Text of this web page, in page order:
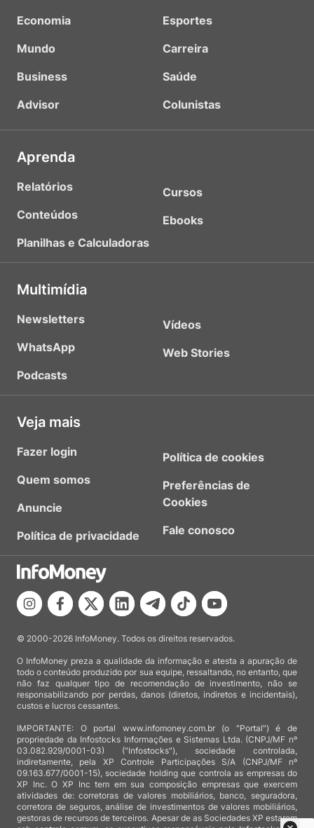
Economia
Mundo
Business
Advisor
Esportes
Carreira
Saúde
Colunistas
Aprenda
Relatórios
Conteúdos
Planilhas e Calculadoras
Cursos
Ebooks
Multimídia
Newsletters
WhatsApp
Podcasts
Vídeos
Web Stories
Veja mais
Fazer login
Quem somos
Anuncie
Política de privacidade
Política de cookies
Preferências de
Cookies
Fale conosco
© 2000-2026 InfoMoney. Todos os direitos reservados.
O InfoMoney preza a qualidade da informação e atesta a apuração de
todo o conteúdo produzido por sua equipe, ressaltando, no entanto, que
não faz qualquer tipo de recomendação de investimento, não se
responsabilizando por perdas, danos (diretos, indiretos e incidentais),
custos e lucros cessantes.
IMPORTANTE: O portal www.infomoney.com.br (o "Portal") é de
propriedade da Infostocks Informações e Sistemas Ltda. (CNPJ/MF nº
03.082.929/0001-03) ("Infostocks"), sociedade controlada,
indiretamente, pela XP Controle Participações S/A (CNPJ/MF nº
09.163.677/0001-15), sociedade holding que controla as empresas do
XP Inc. O XP Inc tem em sua composição empresas que exercem
atividades de: corretoras de valores mobiliários, banco, seguradora,
corretora de seguros, análise de investimentos de valores mobiliários,
gestoras de recursos de terceiros. Apesar de as Sociedades XP estarem